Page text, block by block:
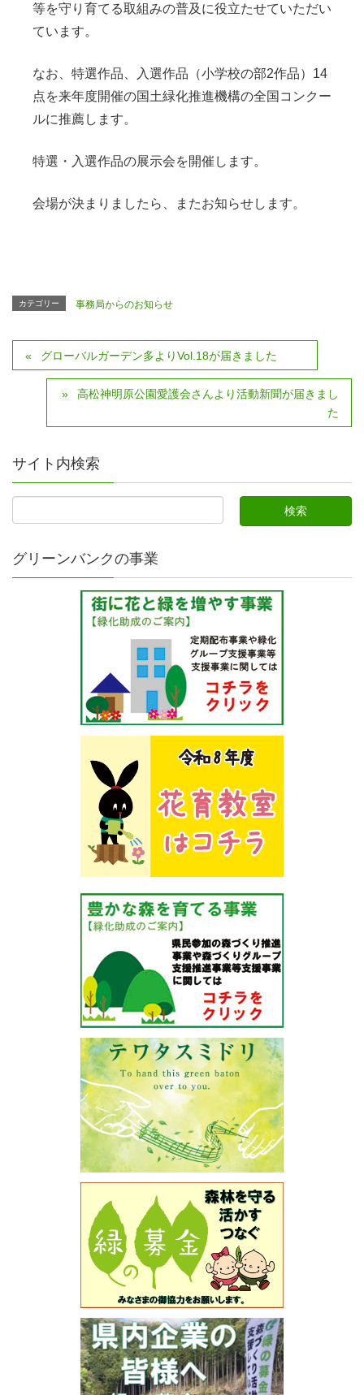
等を守り育てる取組みの普及に役立たせていただい
ています。
なお、特選作品、入選作品（小学校の部2作品）14
点を来年度開催の国土緑化推進機構の全国コンクー
ルに推薦します。
特選・入選作品の展示会を開催します。
会場が決まりましたら、またお知らせします。
カテゴリー 事務局からのお知らせ
グローバルガーデン多よりVol.18が届きました
高松神明原公園愛護会さんより活動新聞が届きまし
た
サイト内検索
グリーンバンクの事業